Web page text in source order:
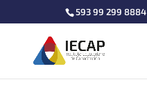
593 99 299 8884